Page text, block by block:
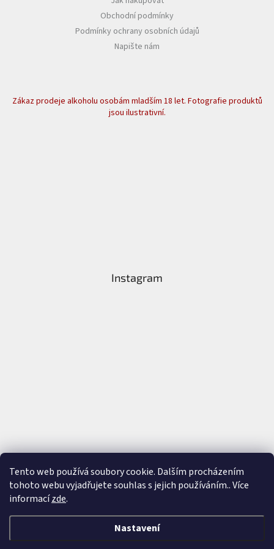
Tento web používá soubory cookie. Dalším procházením
tohoto webu vyjadřujete souhlas s jejich používáním.. Více
informacízde.
Nastavení
Obchodní podmínky
Podmínky ochrany osobních údajů
Napište nám
Zákaz prodeje alkoholu osobám mladším 18 let. Fotografie produktů
jsou ilustrativní.
Instagram